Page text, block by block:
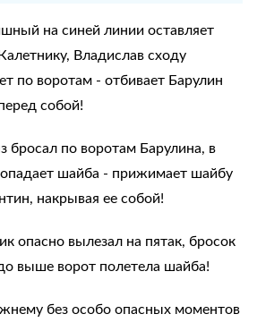
на синей линии оставляет
Владислав сходу
по воротам - отбивает Барулин
собой!
бросал по воротам Барулина, в
шайба - прижимает шайбу
накрывая ее собой!
опасно вылезал на пятак, бросок
выше ворот полетела шайба!
без особо опасных моментов